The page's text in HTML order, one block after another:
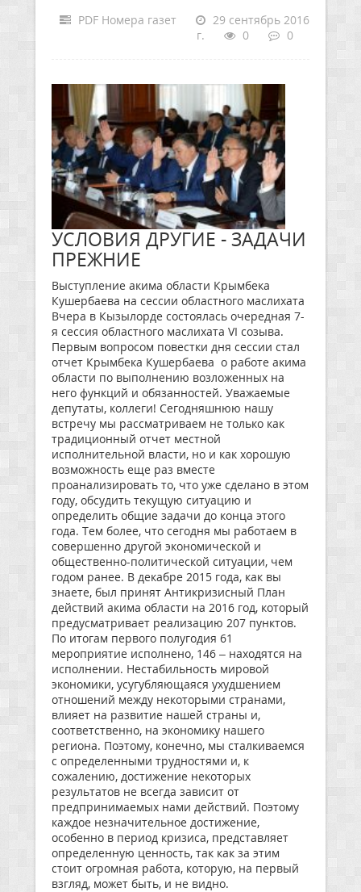
PDF Номера газет
29 сентябрь 2016
г.
0 0
УСЛОВИЯ ДРУГИЕ - ЗАДАЧИ
ПРЕЖНИЕ
Выступление акима области Крымбека
Кушербаева на сессии областного маслихата
Вчера в Кызылорде состоялась очередная 7-
я сессия областного маслихата VI созыва.
Первым вопросом повестки дня сессии стал
отчет Крымбека Кушербаева о работе акима
области по выполнению возложенных на
него функций и обязанностей. Уважаемые
депутаты, коллеги! Сегодняшнюю нашу
встречу мы рассматриваем не только как
традиционный отчет местной
исполнительной власти, но и как хорошую
возможность еще раз вместе
проанализировать то, что уже сделано в этом
году, обсудить текущую ситуацию и
определить общие задачи до конца этого
года. Тем более, что сегодня мы работаем в
совершенно другой экономической и
общественно-политической ситуации, чем
годом ранее. В декабре 2015 года, как вы
знаете, был принят Антикризисный План
действий акима области на 2016 год, который
предусматривает реализацию 207 пунктов.
По итогам первого полугодия 61
мероприятие исполнено, 146 – находятся на
исполнении. Нестабильность мировой
экономики, усугубляющаяся ухудшением
отношений между некоторыми странами,
влияет на развитие нашей страны и,
соответственно, на экономику нашего
региона. Поэтому, конечно, мы сталкиваемся
с определенными трудностями и, к
сожалению, достижение некоторых
результатов не всегда зависит от
предпринимаемых нами действий. Поэтому
каждое незначительное достижение,
особенно в период кризиса, представляет
определенную ценность, так как за этим
стоит огромная работа, которую, на первый
взгляд, может быть, и не видно.